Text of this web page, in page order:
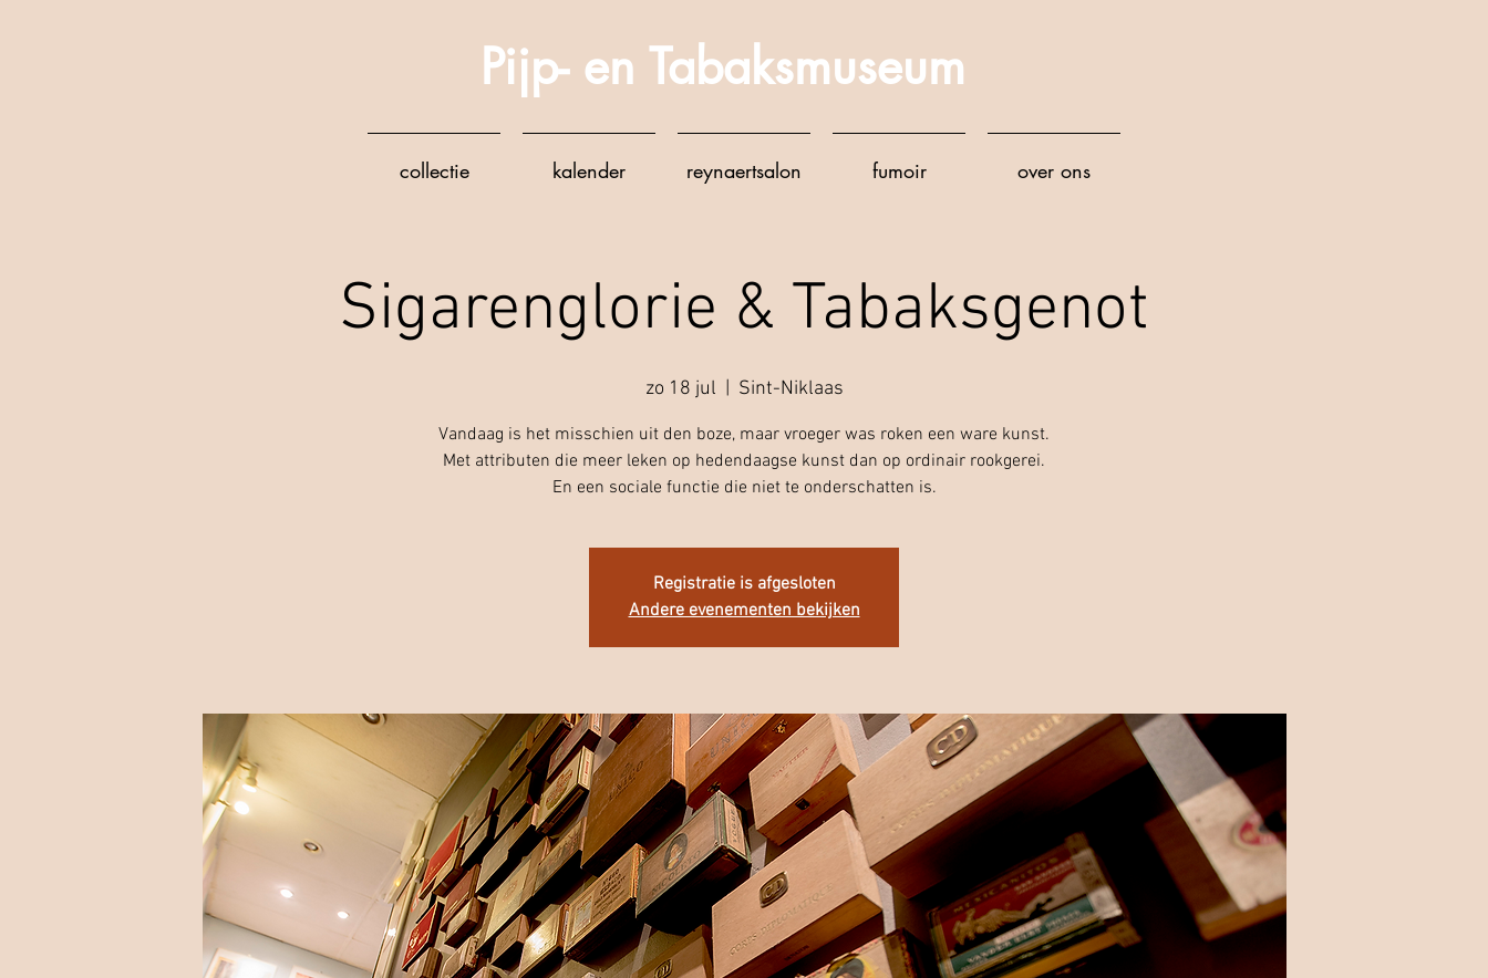
Pijp- en Tabaksmuseum
collectie kalender reynaertsalon fumoir over ons
Sigarenglorie & Tabaksgenot
zo 18 jul Sint-Niklaas
Vandaag is het misschien uit den boze, maar vroeger was roken een ware kunst.
Met attributen die meer leken op hedendaagse kunst dan op ordinair rookgerei.
En een sociale functie die niet te onderschatten is.
Registratie is afgesloten
Andere evenementen bekijken